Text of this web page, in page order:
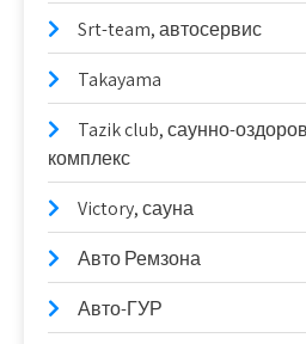
Srt-team, автосервис
Takayama
Tazik club, саунно-
комплекс
Victory, сауна
Авто Ремзона
Авто-ГУР